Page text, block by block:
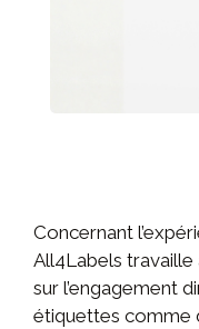
Concernant
All4Labels
sur l’engagement
étiquettes comme